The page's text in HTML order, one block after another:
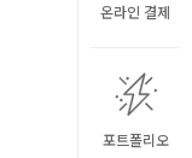
온라인 결제
포트폴리오